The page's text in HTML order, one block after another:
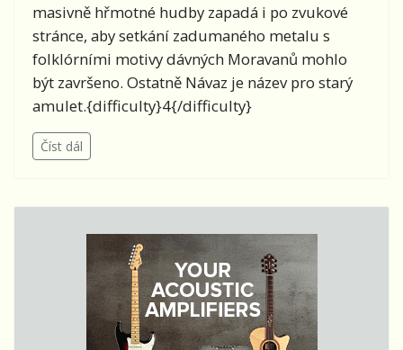
masivně hřmotné hudby zapadá i po zvukové
stránce, aby setkání zadumaného metalu s
folklórními motivy dávných Moravanů mohlo
být završeno. Ostatně Návaz je název pro starý
amulet.{difficulty}4{/difficulty}
Číst dál